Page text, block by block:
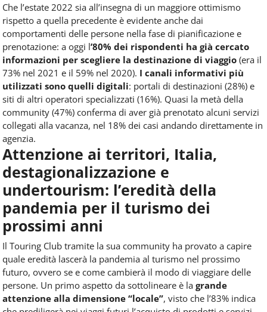
Che l’estate 2022 sia all’insegna di un maggiore ottimismo
rispetto a quella precedente è evidente anche dai
comportamenti delle persone nella fase di pianificazione e
prenotazione: a oggi l’80% dei rispondenti ha già cercato
informazioni per scegliere la destinazione di viaggio (era il
73% nel 2021 e il 59% nel 2020). I canali informativi più
utilizzati sono quelli digitali: portali di destinazioni (28%) e
siti di altri operatori specializzati (16%). Quasi la metà della
community (47%) conferma di aver già prenotato alcuni servizi
collegati alla vacanza, nel 18% dei casi andando direttamente in
agenzia.
Attenzione ai territori, Italia,
destagionalizzazione e
undertourism: l’eredità della
pandemia per il turismo dei
prossimi anni
Il Touring Club tramite la sua community ha provato a capire
quale eredità lascerà la pandemia al turismo nel prossimo
futuro, ovvero se e come cambierà il modo di viaggiare delle
persone. Un primo aspetto da sottolineare è la grande
attenzione alla dimensione “locale”, visto che l’83% indica